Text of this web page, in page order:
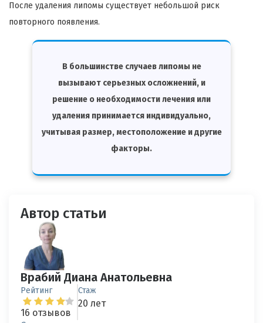
После удаления липомы существует небольшой риск
повторного появления.
В большинстве случаев липомы не
вызывают серьезных осложнений, и
решение о необходимости лечения или
удаления принимается индивидуально,
учитывая размер, местоположение и другие
факторы.
Автор статьи
Врабий Диана Анатольевна
Рейтинг
16 отзывов
Стаж
20 лет